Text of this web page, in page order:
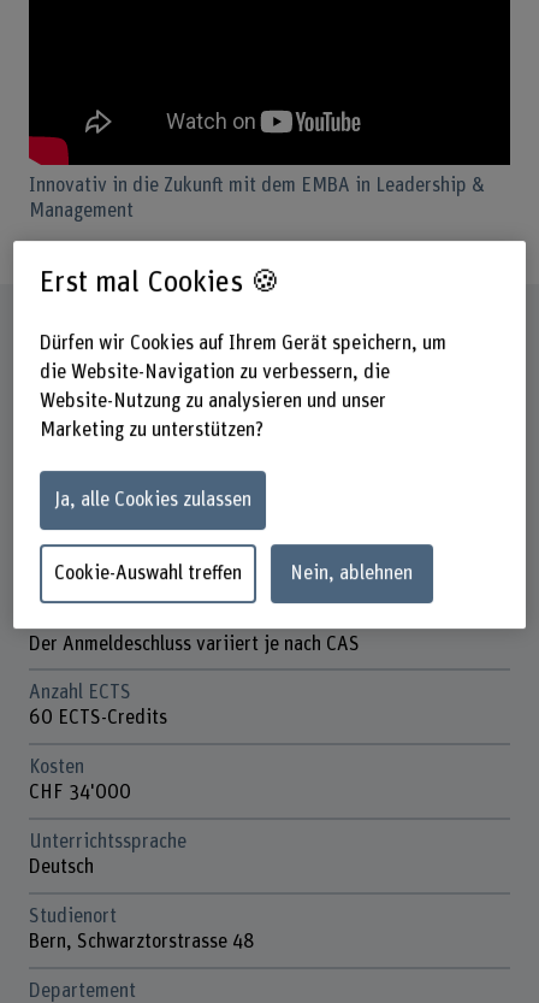
Innovativ in die Zukunft mit dem EMBA in Leadership &
Management
Steckbrief
Titel/Abschluss
Executive Master of Business Administration (EMBA)
Dauer
Max. 8 Jahre
Unterrichtstage
Gemäss Terminplan der CAS
Der Anmeldeschluss variiert je nach CAS
Anzahl ECTS
60 ECTS-Credits
Kosten
CHF 34'000
Unterrichtssprache
Deutsch
Studienort
Bern, Schwarztorstrasse 48
Departement
Erst mal Cookies 🍪
Dürfen wir Cookies auf Ihrem Gerät speichern, um
die Website-Navigation zu verbessern, die
Website-Nutzung zu analysieren und unser
Marketing zu unterstützen?
Ja, alle Cookies zulassen
Cookie-Auswahl treffen Nein, ablehnen